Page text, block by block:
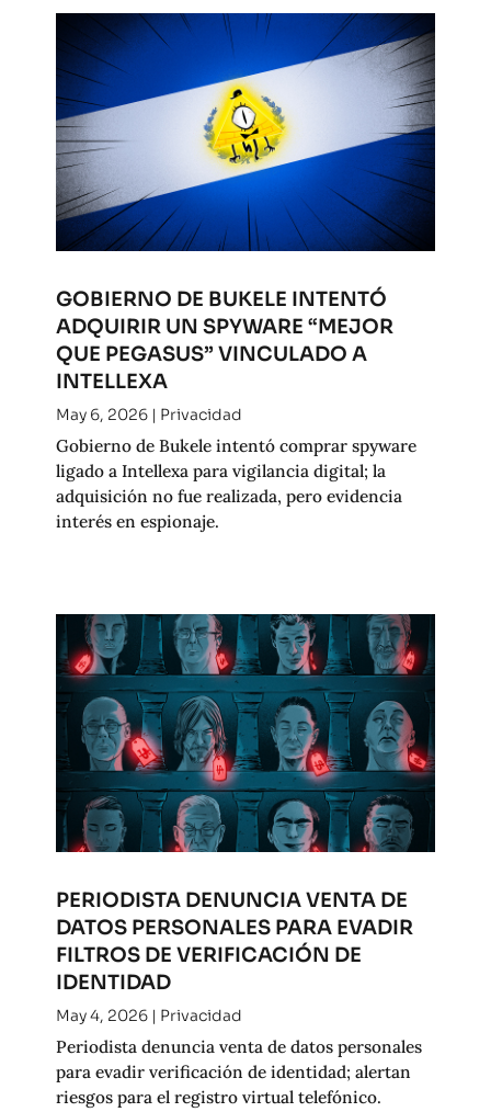
GOBIERNO DE BUKELE INTENTÓ
ADQUIRIR UN SPYWARE “MEJOR
QUE PEGASUS” VINCULADO A
INTELLEXA
May 6, 2026| Privacidad
Gobierno de Bukele intentó comprar spyware
ligado a Intellexa para vigilancia digital; la
adquisición no fue realizada, pero evidencia
interés en espionaje.
PERIODISTA DENUNCIA VENTA DE
DATOS PERSONALES PARA EVADIR
FILTROS DE VERIFICACIÓN DE
IDENTIDAD
May 4, 2026| Privacidad
Periodista denuncia venta de datos personales
para evadir verificación de identidad; alertan
riesgos para el registro virtual telefónico.